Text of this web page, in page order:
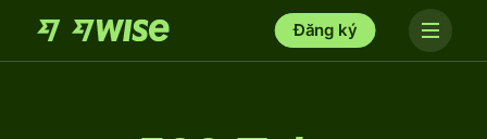
Đăng ký